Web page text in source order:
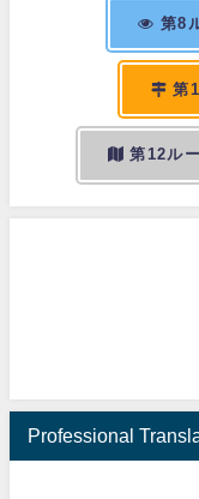
第8
第
第12ル
Professional